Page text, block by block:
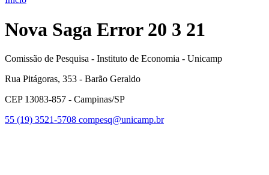
Nova Saga Error 20 3 21
Comissão de Pesquisa - Instituto de Economia - Unicamp
Rua Pitágoras, 353 - Barão Geraldo
CEP 13083-857 - Campinas/SP
55 (19) 3521-5708 compesq@unicamp.br